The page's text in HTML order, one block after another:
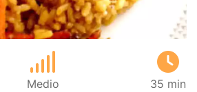
Medio 35 min